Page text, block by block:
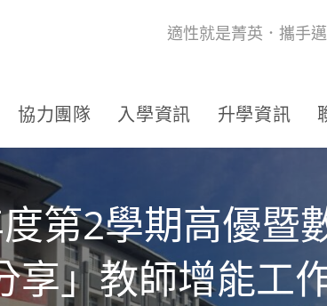
適性就是菁英．攜手
協力團隊 入學資訊 升學資訊
第2學期高優暨
享」教師增能工